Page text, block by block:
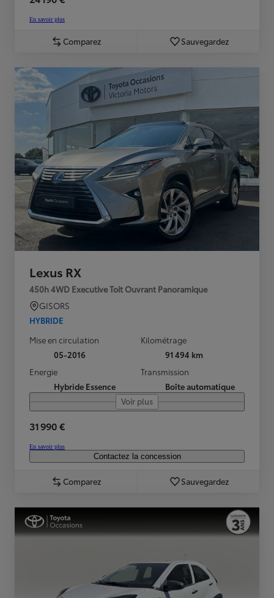
En savoir plus
Comparez Sauvegardez
Lexus RX
450h 4WD Executive Toit Ouvrant Panoramique
GISORS
HYBRIDE
Mise en circulation
05-2016
Kilométrage
91 494 km
Energie
Hybride Essence
Transmission
Boîte automatique
Voir plus
31 990 €
En savoir plus
Contactez la concession
Comparez Sauvegardez